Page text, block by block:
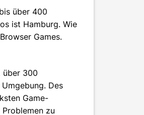
über 400
ist Hamburg. Wie
Games.
über 300
Des
Game-
zu